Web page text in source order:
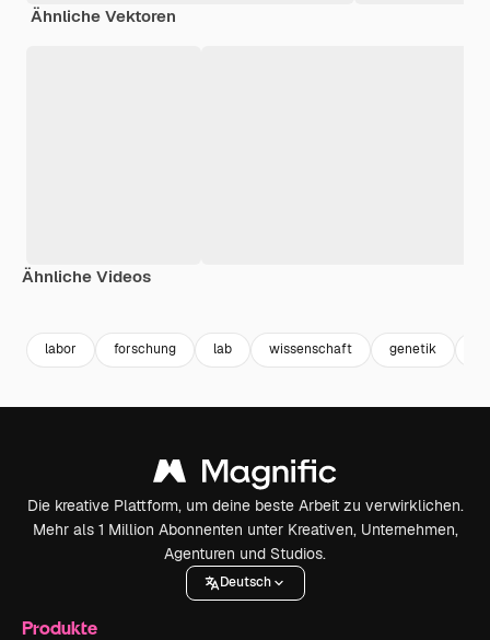
Ähnliche Vektoren
Ähnliche Videos
labor forschung lab wissenschaft genetik
Die kreative Plattform, um deine beste Arbeit zu verwirklichen.
Mehr als 1 Million Abonnenten unter Kreativen, Unternehmen,
Agenturen und Studios.
Deutsch
Produkte